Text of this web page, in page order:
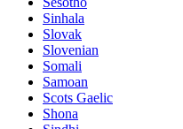
Sinhala
Slovak
Slovenian
Somali
Samoan
Scots Gaelic
Shona